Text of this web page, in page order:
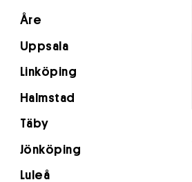
Åre
Uppsala
Linköping
Halmstad
Täby
Jönköping
Luleå